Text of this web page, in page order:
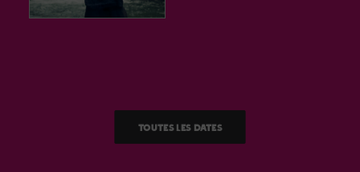
Toutes les dates